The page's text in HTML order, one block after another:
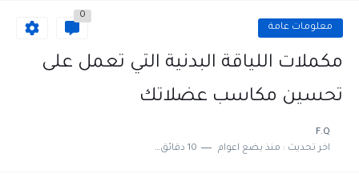
تعلن مؤسسة التعليم لأجل التوظيف الأردنية وبالشراكة مع أكاديمية جولانسرالمجاني
مسؤول مبيعات وتسويق المستلزمات الطبية
معلومات عامة
0
مكملات اللياقة البدنية التي تعمل على
تحسين مكاسب عضلاتك
F.Q
اخر تحديث : منذ بضع اعوام 10 دقائق للقراءة